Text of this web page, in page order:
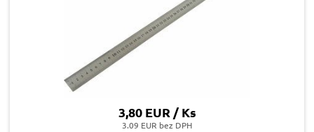
3,80 EUR / Ks
3.09 EUR bez DPH